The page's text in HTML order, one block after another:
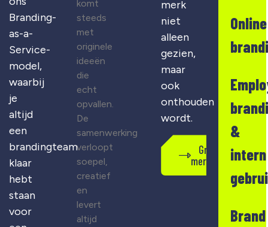
Branding-
as-a-
Service-
model,
waarbij
je
altijd
een
brandingteam
klaar
hebt
staan
voor
komt
steeds
met
originele
ideeën
die
echt
opvallen.
De
samenwerking
verloopt
soepel,
creatief
en
levert
altijd
merk
niet
alleen
gezien,
maar
ook
onthouden
wordt.
Gratis
merkscan
Online
&
intern
Brand